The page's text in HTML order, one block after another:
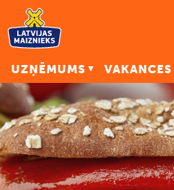
UZŅĒMUMS VAKANCES